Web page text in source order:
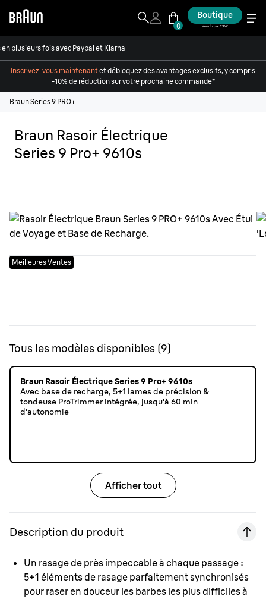
0
Boutique
Vendu par ESW
plusieurs fois avec Paypal et Klarna
Inscrivez-vous maintenantet débloquez des avantages exclusifs, y compris
-10% de réduction sur votre prochaine commande*
Braun Series 9 PRO+
Braun Rasoir Électrique
Series 9 Pro+ 9610s
Meilleures Ventes
Tous les modèles disponibles (9)
Braun Rasoir Électrique Series 9 Pro+ 9610s
Avec base de recharge, 5+1 lames de précision &
tondeuse ProTrimmer intégrée, jusqu'à 60 min
d'autonomie
Afficher tout
Description du produit
Un rasage de près impeccable à chaque passage :
5+1 éléments de rasage parfaitement synchronisés
pour raser en douceur les barbes les plus difficiles à